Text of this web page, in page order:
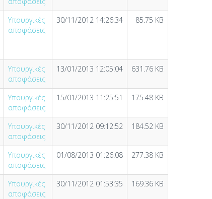
Υπουργικές
αποφάσεις
30/11/2012 14:26:34 85.75 KB
Υπουργικές
αποφάσεις
13/01/2013 12:05:04 631.76 KB
Υπουργικές
αποφάσεις
15/01/2013 11:25:51 175.48 KB
Υπουργικές
αποφάσεις
30/11/2012 09:12:52 184.52 KB
Υπουργικές
αποφάσεις
01/08/2013 01:26:08 277.38 KB
Υπουργικές
αποφάσεις
30/11/2012 01:53:35 169.36 KB